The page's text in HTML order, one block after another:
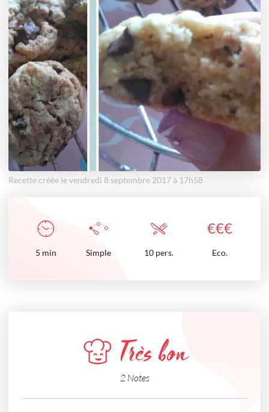
Recette créée le vendredi 8 septembre 2017 à 17h58
€€€
5 min Simple 10 pers. Eco.
Très bon
2 Notes